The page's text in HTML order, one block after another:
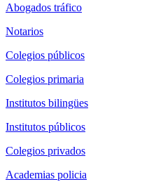
Abogados tráfico
Notarios
Colegios públicos
Colegios primaria
Institutos bilingües
Institutos públicos
Colegios privados
Academias policia